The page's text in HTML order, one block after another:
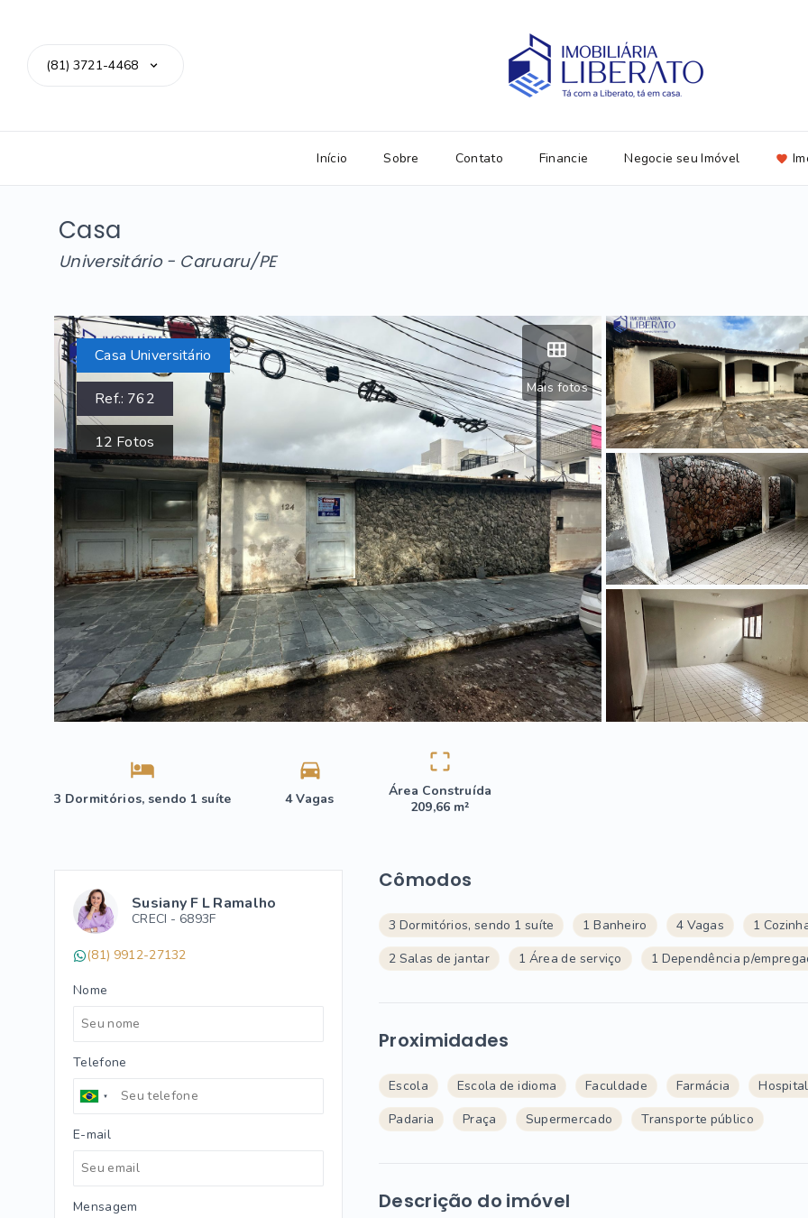
(81) 3721-4468
Início Sobre Contato Financie Negocie seu Imóvel
Casa
Universitário - Caruaru/PE
Mais fotos
Casa Universitário
Ref.: 762
12 Fotos
3 Dormitórios, sendo 1 suíte 4 Vagas
Área Construída
209,66 m²
Susiany F L Ramalho
CRECI - 6893F
(81) 9912-27132
Nome
Telefone
E-mail
Mensagem
Cômodos
3 Dormitórios, sendo 1 suíte 1 Banheiro 4 Vagas
1
2 Salas de jantar
1 Área de serviço 1 Dependência p/
Proximidades
Escola Escola de idioma Faculdade Farmácia
Hospital
Padaria
Praça Supermercado Transporte público
Descrição do imóvel